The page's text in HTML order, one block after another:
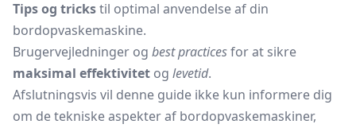
Tips og trickstil optimal anvendelse af din
bordopvaskemaskine.
Brugervejledninger og best practicesfor at sikre
maksimal effektivitet og levetid.
Afslutningsvis vil denne guide ikke kun informere dig
om de tekniske aspekter af bordopvaskemaskiner,